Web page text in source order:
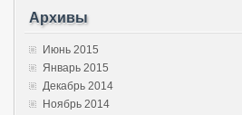
Архивы
Июнь 2015
Январь 2015
Декабрь 2014
Ноябрь 2014